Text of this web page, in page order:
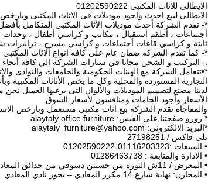
الايطالى للاثاث المكتبى 01202590222
الايطالى لبيع احدث واجود موديلات فى الاثاث المكتبى وبارخص
*- تقدم الشركة أحدث موديلات الأثاث المكتبي المتكامل
أجتماعات ، أطقم أستقبال ، مكاتب و كراسي أطفال ، وحدات
ثابتة و كراسي قاعات أجتماعات و كراسي مسرح ، ترابيزات
*- كما تقدم الشركه ضمان عام على كافه انواع الاثاث المكتبى
.- التركيب و الشحن مجانا في سيارات الشركة إلي كافة أنحاء
*•تتعامل الشركة مع الهيئات الحكومية والجامعات والنوادى
التجارية المستوردة والمحلية وكل ما يخص الأثاثات
لدينا مصنع لتصميم الموديلات والألوان التى يرغبها العميل
الأسعار وأجود الخامات ومنافسون لأسعار السوق
والمفاجاة تقدم الشركه بيع اثاث مكتبى مستعمل وبارخص
* زورو صفحتنا على الفيس: alaytaly office furniture
*البريد الالكترونى: alaytaly_furniture@yahoo.com
تلى فاكس / 27198251
• المبيعات :01116203323-01202590222
• الادارة والمتابعة : 01286463738
• المعرض / 11ش الثورة من حسنين دسوقي من حدائق المعادي
• المخازن: نهاية شارع 14 مكرر المعادي – بجور نادي المعادي